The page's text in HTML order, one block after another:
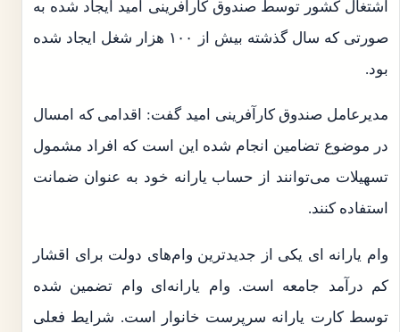
اشتغال کشور توسط صندوق کارآفرینی امید ایجاد شده به
صورتی که سال گذشته بیش از ۱۰۰ هزار شغل ایجاد شده
بود.
مدیرعامل صندوق کارآفرینی امید گفت: اقدامی که امسال
در موضوع تضامین انجام شده این است که افراد مشمول
تسهیلات می‌توانند از حساب یارانه خود به عنوان ضمانت
استفاده کنند.
وام یارانه‌ ای یکی از جدیدترین وام‌های دولت برای اقشار
کم درآمد جامعه است. وام یارانه‌ای وام تضمین شده
توسط کارت یارانه سرپرست خانوار است. شرایط فعلی